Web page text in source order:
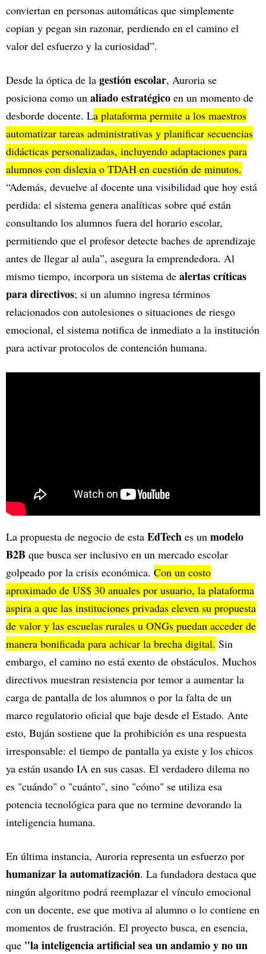
conviertan en personas automáticas que simplemente
copian y pegan sin razonar, perdiendo en el camino el
valor del esfuerzo y la curiosidad”.
Desde la óptica de la gestión escolar, Auroria se
posiciona como un aliado estratégico en un momento de
desborde docente. La plataforma permite a los maestros
automatizar tareas administrativas y planificar secuencias
didácticas personalizadas, incluyendo adaptaciones para
alumnos con dislexia o TDAH en cuestión de minutos.
“Además, devuelve al docente una visibilidad que hoy está
perdida: el sistema genera analíticas sobre qué están
consultando los alumnos fuera del horario escolar,
permitiendo que el profesor detecte baches de aprendizaje
antes de llegar al aula”, asegura la emprendedora. Al
mismo tiempo, incorpora un sistema de alertas críticas
para directivos; si un alumno ingresa términos
relacionados con autolesiones o situaciones de riesgo
emocional, el sistema notifica de inmediato a la institución
para activar protocolos de contención humana.
La propuesta de negocio de esta EdTech es un modelo
B2B que busca ser inclusivo en un mercado escolar
golpeado por la crisis económica. Con un costo
aproximado de US$ 30 anuales por usuario, la plataforma
aspira a que las instituciones privadas eleven su propuesta
de valor y las escuelas rurales u ONGs puedan acceder de
manera bonificada para achicar la brecha digital. Sin
embargo, el camino no está exento de obstáculos. Muchos
directivos muestran resistencia por temor a aumentar la
carga de pantalla de los alumnos o por la falta de un
marco regulatorio oficial que baje desde el Estado. Ante
esto, Buján sostiene que la prohibición es una respuesta
irresponsable: el tiempo de pantalla ya existe y los chicos
ya están usando IA en sus casas. El verdadero dilema no
es "cuándo" o "cuánto", sino "cómo" se utiliza esa
potencia tecnológica para que no termine devorando la
inteligencia humana.
En última instancia, Auroria representa un esfuerzo por
humanizar la automatización. La fundadora destaca que
ningún algoritmo podrá reemplazar el vínculo emocional
con un docente, ese que motiva al alumno o lo contiene en
momentos de frustración. El proyecto busca, en esencia,
que "la inteligencia artificial sea un andamio y no un